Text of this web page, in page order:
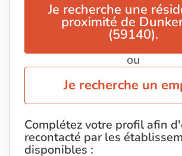
Je recherche une
proximité de
(59140).
ou
Je recherche un
Complétez votre profil afin
recontacté par les
disponibles :